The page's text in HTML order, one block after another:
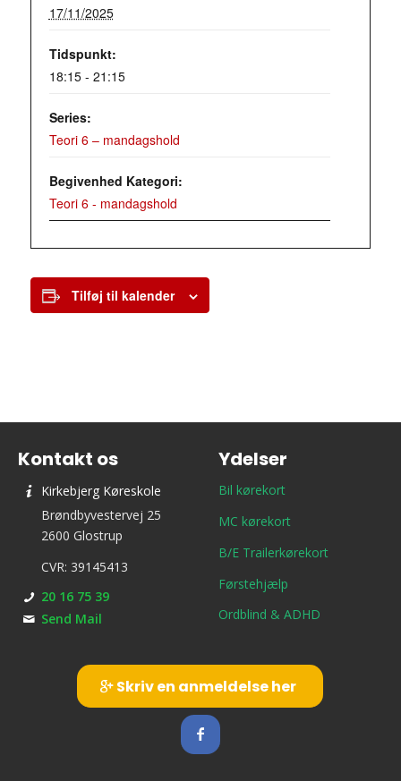
17/11/2025
Tidspunkt:
18:15 - 21:15
Series:
Teori 6 – mandagshold
Begivenhed Kategori:
Teori 6 - mandagshold
Tilføj til kalender
Kontakt os
Kirkebjerg Køreskole
Brøndbyvestervej 25
2600 Glostrup
CVR: 39145413
20 16 75 39
Send Mail
Ydelser
Bil kørekort
MC kørekort
B/E Trailerkørekort
Førstehjælp
Ordblind & ADHD
Skriv en anmeldelse her